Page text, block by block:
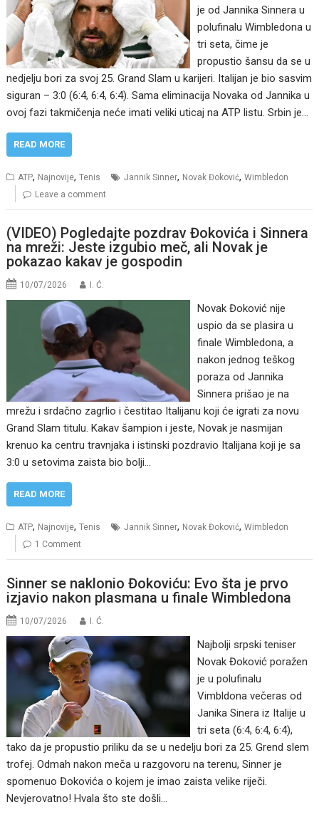
je od Jannika Sinnera u
polufinalu Wimbledona u
tri seta, čime je
propustio šansu da se u
nedjelju bori za svoj 25. Grand Slam u karijeri. Italijan je bio sasvim
siguran – 3:0 (6:4, 6:4, 6:4). Sama eliminacija Novaka od Jannika u
ovoj fazi takmičenja neće imati veliki uticaj na ATP listu. Srbin je…
READ MORE
ATP, Najnovije,Tenis Jannik Sinner, Novak Đoković,Wimbledon
Leave a comment
(VIDEO) Pogledajte pozdrav Đokovića i Sinnera
na mreži: Jeste izgubio meč, ali Novak je
pokazao kakav je gospodin
10/07/2026 I. Ć.
Novak Đoković nije
uspio da se plasira u
finale Wimbledona, a
nakon jednog teškog
poraza od Jannika
Sinnera prišao je na
mrežu i srdačno zagrlio i čestitao Italijanu koji će igrati za novu
Grand Slam titulu. Kakav šampion i jeste, Novak je nasmijan
krenuo ka centru travnjaka i istinski pozdravio Italijana koji je sa
3:0 u setovima zaista bio bolji…
READ MORE
ATP, Najnovije,Tenis Jannik Sinner, Novak Đoković,Wimbledon
1 Comment
Sinner se naklonio Đokoviću: Evo šta je prvo
izjavio nakon plasmana u finale Wimbledona
10/07/2026 I. Ć.
Najbolji srpski teniser
Novak Đoković poražen
je u polufinalu
Vimbldona večeras od
Janika Sinera iz Italije u
tri seta (6:4, 6:4, 6:4),
tako da je propustio priliku da se u nedelju bori za 25. Grend slem
trofej. Odmah nakon meča u razgovoru na terenu, Sinner je
spomenuo Đokovića o kojem je imao zaista velike riječi.
Nevjerovatno! Hvala što ste došli…